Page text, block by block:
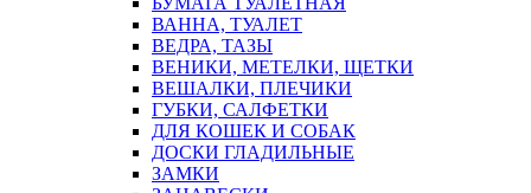
ВАННА, ТУАЛЕТ
ВЕДРА, ТАЗЫ
ВЕНИКИ, МЕТЕЛКИ, ЩЕТКИ
ВЕШАЛКИ, ПЛЕЧИКИ
ГУБКИ, САЛФЕТКИ
ДЛЯ КОШЕК И СОБАК
ДОСКИ ГЛАДИЛЬНЫЕ
ЗАМКИ